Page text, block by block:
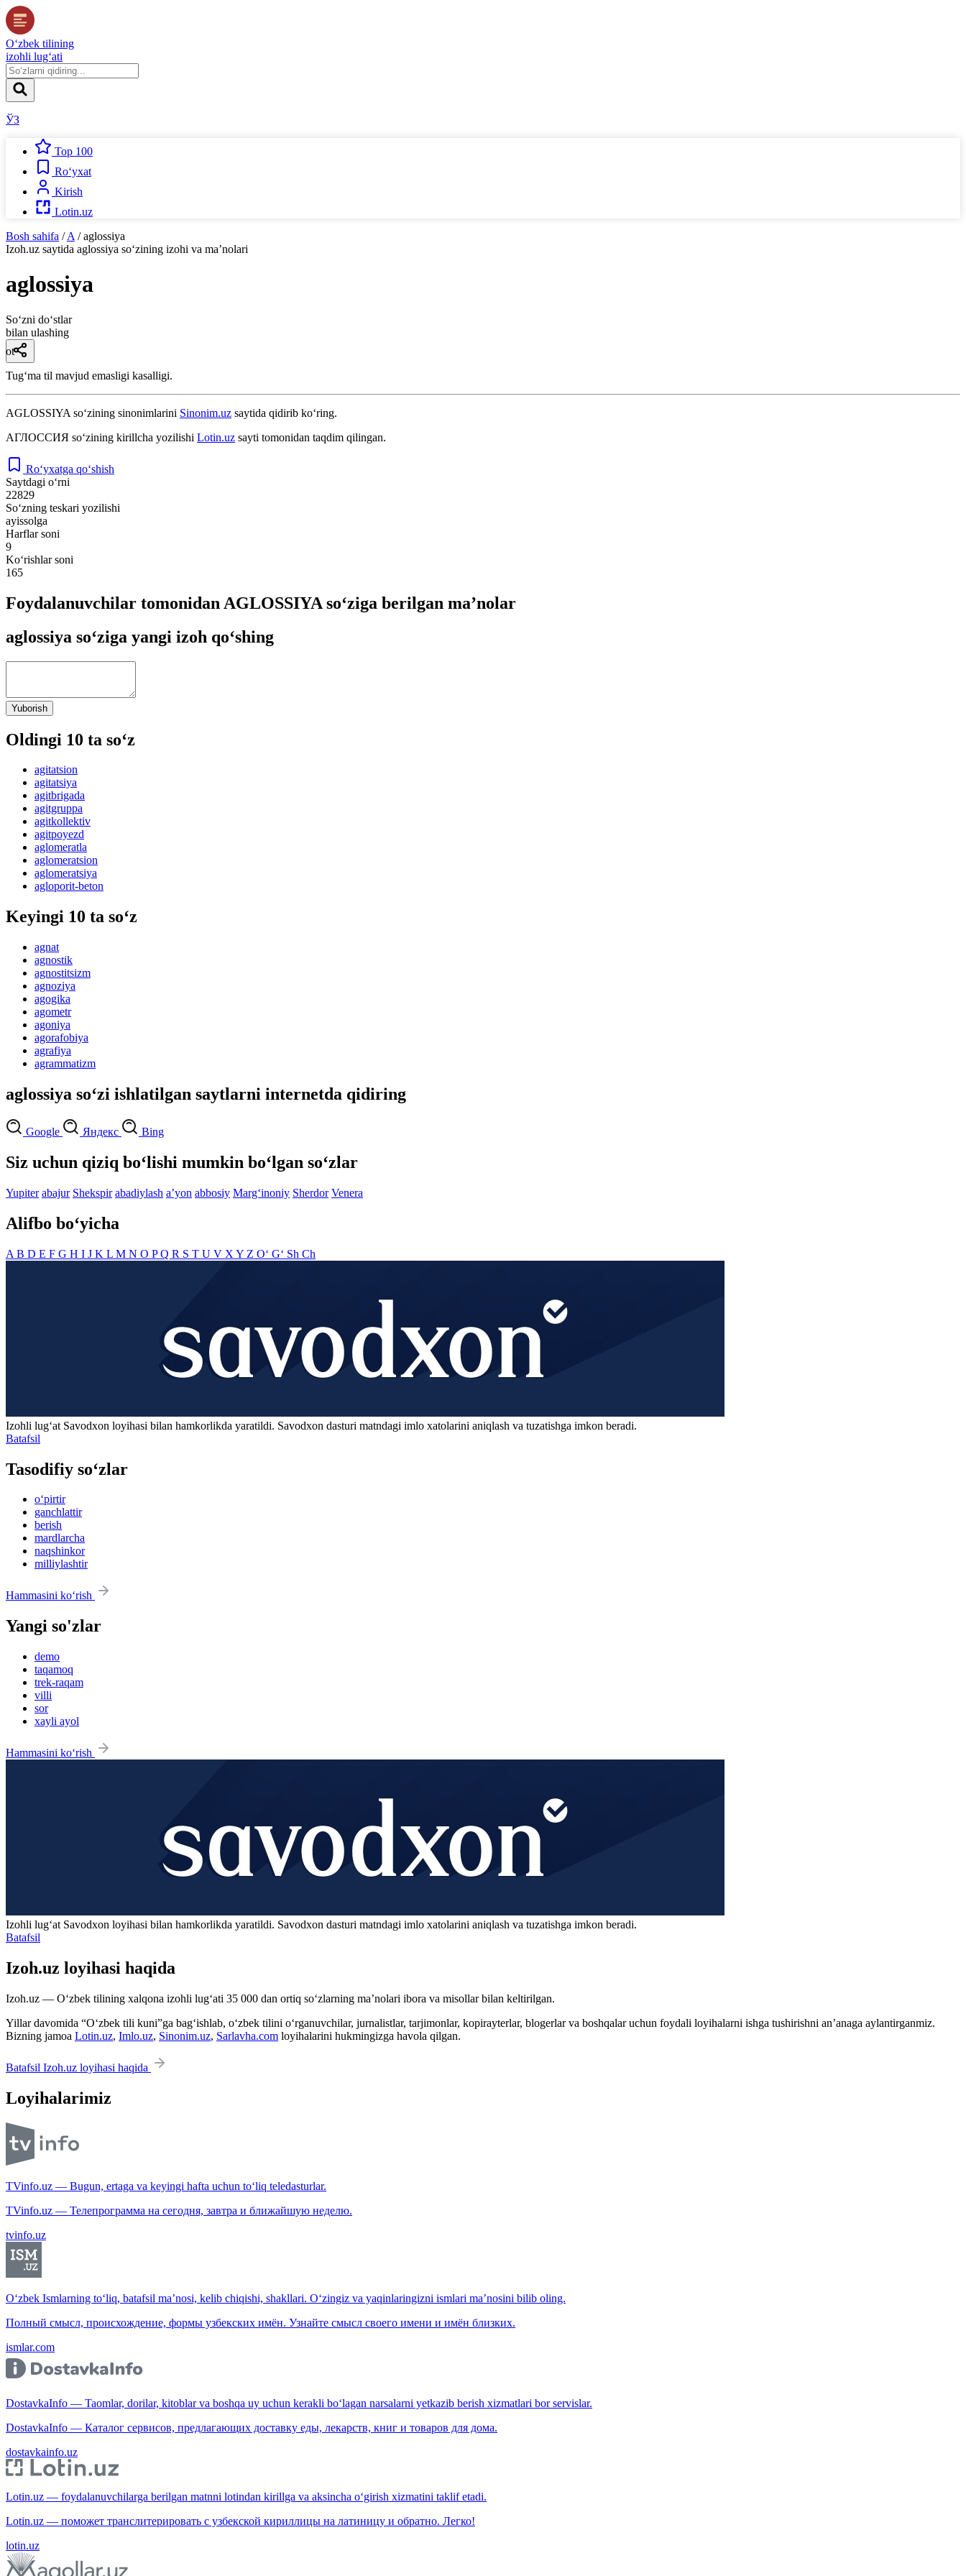
O‘zbek tilining
izohli lug‘ati
ЎЗ
Top 100
Ro‘yxat
Kirish
Lotin.uz
Bosh sahifa / A / aglossiya
Izoh.uz saytida aglossiya so‘zining izohi va ma’nolari
aglossiya
So‘zni do‘stlar
bilan ulashing
ot
Tugʻma til mavjud emasligi kasalligi.
AGLOSSIYA so‘zining sinonimlarini Sinonim.uz saytida qidirib ko‘ring.
АГЛОССИЯ so‘zining kirillcha yozilishi Lotin.uz sayti tomonidan taqdim qilingan.
Ro‘yxatga qo‘shish
Saytdagi o‘rni
22829
So‘zning teskari yozilishi
ayissolga
Harflar soni
9
Ko‘rishlar soni
165
Foydalanuvchilar tomonidan AGLOSSIYA so‘ziga berilgan ma’nolar
aglossiya so‘ziga yangi izoh qo‘shing
Yuborish
Oldingi 10 ta so‘z
agitatsion
agitatsiya
agitbrigada
agitgruppa
agitkollektiv
agitpoyezd
aglomeratla
aglomeratsion
aglomeratsiya
agloporit-beton
Keyingi 10 ta so‘z
agnat
agnostik
agnostitsizm
agnoziya
agogika
agometr
agoniya
agorafobiya
agrafiya
agrammatizm
aglossiya so‘zi ishlatilgan saytlarni internetda qidiring
Google Яндекс Bing
Siz uchun qiziq bo‘lishi mumkin bo‘lgan so‘zlar
Yupiter abajur Shekspir abadiylash aʼyon abbosiy Marg‘inoniy Sherdor Venera
Alifbo bo‘yicha
A B D E F G H I J K L M N O PQ R S T U V X Y Z O‘ G‘ Sh Ch
Izohli lugʻat Savodxon loyihasi bilan hamkorlikda yaratildi. Savodxon dasturi matndagi imlo xatolarini aniqlash va tuzatishga imkon beradi.
Batafsil
Tasodifiy so‘zlar
o‘pirtir
ganchlattir
berish
mardlarcha
naqshinkor
milliylashtir
Hammasini ko‘rish
Yangi so'zlar
demo
taqamoq
trek-raqam
villi
sor
xayli ayol
Hammasini ko‘rish
Izohli lugʻat Savodxon loyihasi bilan hamkorlikda yaratildi. Savodxon dasturi matndagi imlo xatolarini aniqlash va tuzatishga imkon beradi.
Batafsil
Izoh.uz loyihasi haqida
Izoh.uz — O‘zbek tilining xalqona izohli lug‘ati 35 000 dan ortiq so‘zlarning ma’nolari ibora va misollar bilan keltirilgan.
Yillar davomida “O‘zbek tili kuni”ga bag‘ishlab, o‘zbek tilini o‘rganuvchilar, jurnalistlar, tarjimonlar, kopirayterlar, blogerlar va boshqalar uchun foydali loyihalarni ishga tushirishni an’anaga aylantirganmiz.
Bizning jamoa Lotin.uz, Imlo.uz, Sinonim.uz, Sarlavha.com loyihalarini hukmingizga havola qilgan.
Batafsil Izoh.uz loyihasi haqida
Loyihalarimiz
TVinfo.uz — Bugun, ertaga va keyingi hafta uchun to‘liq teledasturlar.
TVinfo.uz — Телепрограмма на сегодня, завтра и ближайшую неделю.
tvinfo.uz
O‘zbek Ismlarning to‘liq, batafsil ma’nosi, kelib chiqishi, shakllari. O‘zingiz va yaqinlaringizni ismlari ma’nosini bilib oling.
Полный смысл, происхождение, формы узбекских имён. Узнайте смысл своего имени и имён близких.
ismlar.com
DostavkaInfo — Taomlar, dorilar, kitoblar va boshqa uy uchun kerakli bo‘lagan narsalarni yetkazib berish xizmatlari bor servislar.
DostavkaInfo — Каталог сервисов, предлагающих доставку еды, лекарств, книг и товаров для дома.
dostavkainfo.uz
Lotin.uz — foydalanuvchilarga berilgan matnni lotindan kirillga va aksincha o‘girish xizmatini taklif etadi.
Lotin.uz — поможет транслитерировать с узбекской кириллицы на латиницу и обратно. Легко!
lotin.uz